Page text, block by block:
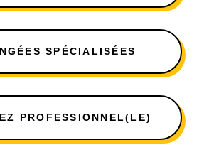
SPÉCIALISÉES
PROFESSIONNEL(LE)